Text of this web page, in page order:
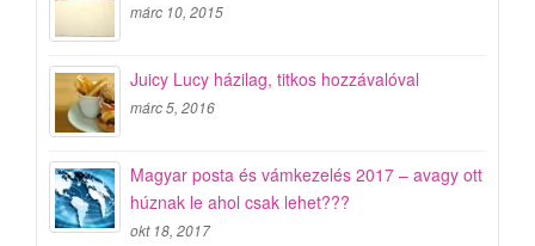
márc 10, 2015
Juicy Lucy házilag, titkos hozzávalóval
márc 5, 2016
Magyar posta és vámkezelés 2017 – avagy ott
húznak le ahol csak lehet???
okt 18, 2017